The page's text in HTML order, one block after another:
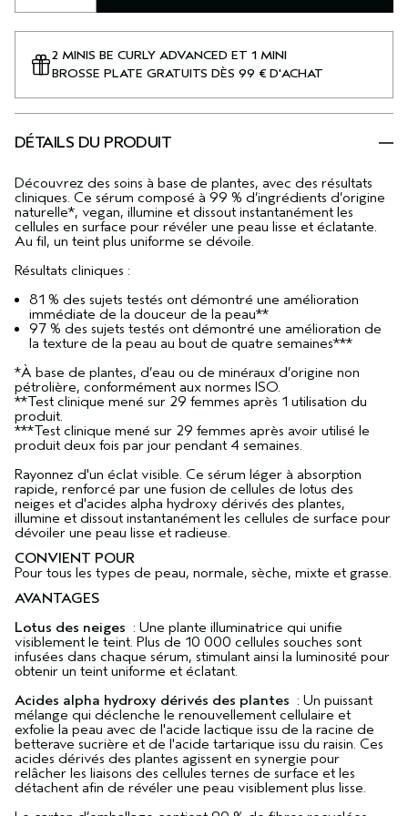
2 MINIS BE CURLY ADVANCED ET 1 MINI
BROSSE PLATE GRATUITS DÈS 99 € D'ACHAT
DÉTAILS DU PRODUIT
Découvrez des soins à base de plantes, avec des résultats
cliniques. Ce sérum composé à 99 % d’ingrédients d’origine
naturelle*, vegan, illumine et dissout instantanément les
cellules en surface pour révéler une peau lisse et éclatante.
Au fil, un teint plus uniforme se dévoile.
Résultats cliniques :
81 % des sujets testés ont démontré une amélioration
immédiate de la douceur de la peau**
97 % des sujets testés ont démontré une amélioration de
la texture de la peau au bout de quatre semaines***
*À base de plantes, d’eau ou de minéraux d’origine non
pétrolière, conformément aux normes ISO.
**Test clinique mené sur 29 femmes après 1 utilisation du
produit.
***Test clinique mené sur 29 femmes après avoir utilisé le
produit deux fois par jour pendant 4 semaines.
Rayonnez d'un éclat visible. Ce sérum léger à absorption
rapide, renforcé par une fusion de cellules de lotus des
neiges et d'acides alpha hydroxy dérivés des plantes,
illumine et dissout instantanément les cellules de surface pour
dévoiler une peau lisse et radieuse.
CONVIENT POUR
Pour tous les types de peau, normale, sèche, mixte et grasse.
AVANTAGES
Lotus des neiges : Une plante illuminatrice qui unifie
visiblement le teint. Plus de 10 000 cellules souches sont
infusées dans chaque sérum, stimulant ainsi la luminosité pour
obtenir un teint uniforme et éclatant.
Acides alpha hydroxy dérivés des plantes : Un puissant
mélange qui déclenche le renouvellement cellulaire et
exfolie la peau avec de l'acide lactique issu de la racine de
betterave sucrière et de l'acide tartarique issu du raisin. Ces
acides dérivés des plantes agissent en synergie pour
relâcher les liaisons des cellules ternes de surface et les
détachent afin de révéler une peau visiblement plus lisse.